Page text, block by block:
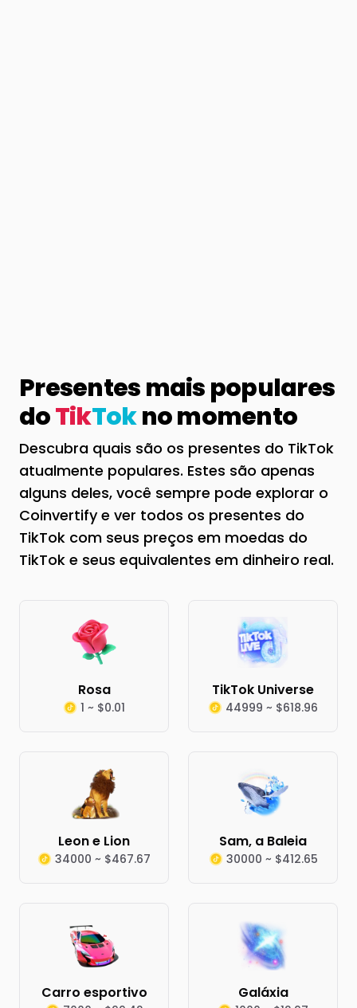
Presentes mais populares
doTikTokno momento
Descubra quais são os presentes do TikTok
atualmente populares. Estes são apenas
alguns deles, você sempre pode explorar o
Coinvertify e ver todos os presentes do
TikTok com seus preços em moedas do
TikTok e seus equivalentes em dinheiro real.
Rosa
1 ~ $0.01
TikTok Universe
44999 ~ $618.96
Leon e Lion
34000 ~ $467.67
Sam, a Baleia
30000 ~ $412.65
Carro esportivo Galáxia